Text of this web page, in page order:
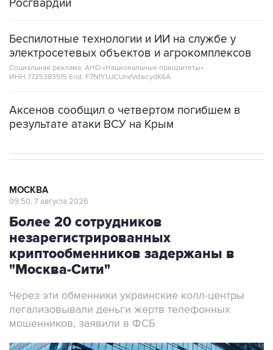
Росгвардии
Беспилотные технологии и ИИ на службе у
электросетевых объектов и агрокомплексов
Социальная реклама, АНО «Национальные приоритеты».
ИНН 7725383515 Erid: F7NfYUJCUneVdwcydK6A
Аксенов сообщил о четвертом погибшем в
результате атаки ВСУ на Крым
МОСКВА
09:50, 7 августа 2026
Более 20 сотрудников
незарегистрированных
криптообменников задержаны в
"Москва-Сити"
Через эти обменники украинские колл-центры
легализовывали деньги жертв телефонных
мошенников, заявили в ФСБ